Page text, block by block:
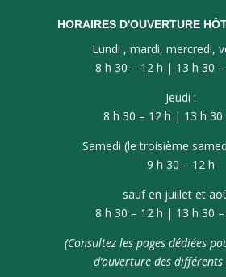
HORAIRES D'OUVERTURE
Lundi , mardi, mercredi,
8 h 30 – 12 h | 13 h 30
Jeudi :
8 h 30 – 12 h | 13 h 30
Samedi (le troisième
9 h 30 – 12 h
sauf en juillet et
8 h 30 – 12 h | 13 h 30
(Consultez les pages dédiées
d’ouverture des différents